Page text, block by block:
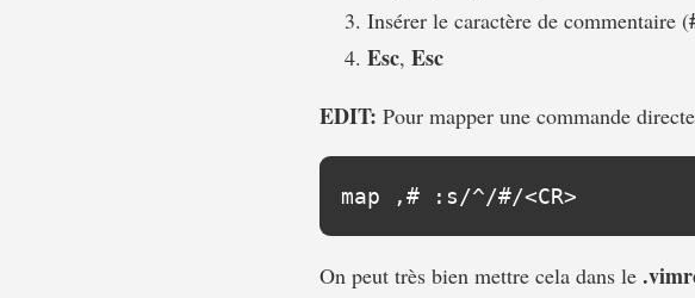
Insérer le caractère de commentaire (
Esc, Esc
EDIT: Pour mapper une commande
On peut très bien mettre cela dans le